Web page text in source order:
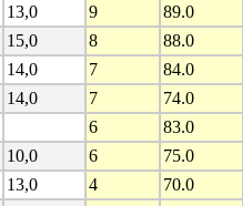
13,0 9
89.0
15,0 8
88.0
14,0 7
84.0
14,0 7
74.0
6
83.0
10,0 6
75.0
13,0 4
70.0